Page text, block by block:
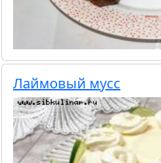
Лаймовый мусс